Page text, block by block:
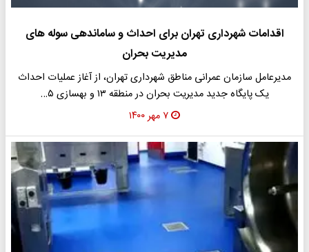
اقدامات شهرداری تهران برای احداث و ساماندهی سوله های
مدیریت بحران
مدیرعامل سازمان عمرانی مناطق شهرداری تهران، از آغاز عملیات احداث
یک پایگاه جدید مدیریت بحران در منطقه ۱۳ و بهسازی ۵…
۷ مهر ۱۴۰۰